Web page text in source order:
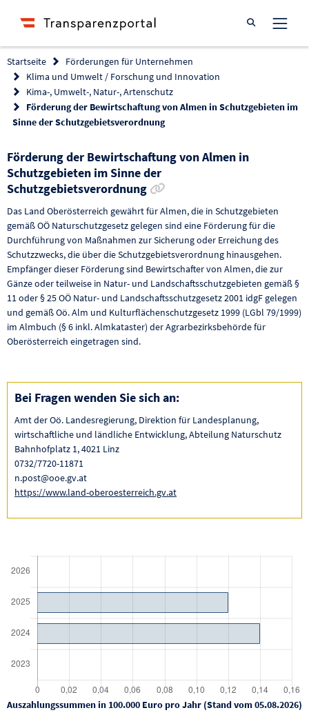
Suche öffnen
Startseite
Förderungen für Unternehmen
Klima und Umwelt / Forschung und Innovation
Kima-, Umwelt-, Natur-, Artenschutz
Förderung der Bewirtschaftung von Almen in Schutzgebieten im
Sinne der Schutzgebietsverordnung
Förderung der Bewirtschaftung von Almen in
Schutzgebieten im Sinne der
Schutzgebietsverordnung
Das Land Oberösterreich gewährt für Almen, die in Schutzgebieten
gemäß OÖ Naturschutzgesetz gelegen sind eine Förderung für die
Durchführung von Maßnahmen zur Sicherung oder Erreichung des
Schutzzwecks, die über die Schutzgebietsverordnung hinausgehen.
Empfänger dieser Förderung sind Bewirtschafter von Almen, die zur
Gänze oder teilweise in Natur- und Landschaftsschutzgebieten gemäß §
11 oder § 25 OÖ Natur- und Landschaftsschutzgesetz 2001 idgF gelegen
und gemäß Oö. Alm und Kulturflächenschutzgesetz 1999 (LGbl 79/1999)
im Almbuch (§ 6 inkl. Almkataster) der Agrarbezirksbehörde für
Oberösterreich eingetragen sind.
Bei Fragen wenden Sie sich an:
Amt der Oö. Landesregierung, Direktion für Landesplanung,
wirtschaftliche und ländliche Entwicklung, Abteilung Naturschutz
Bahnhofplatz 1, 4021 Linz
0732/7720-11871
n.post@ooe.gv.at
https://www.land-oberoesterreich.gv.at
Auszahlungssummen in 100.000 Euro pro Jahr (Stand vom 05.08.2026)